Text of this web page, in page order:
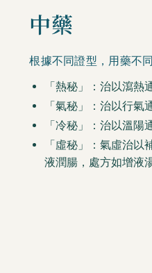
中藥
根據不同證型，用藥不同
「熱秘」：治以瀉熱
「氣秘」：治以行氣
「冷秘」：治以溫陽
「虛秘」：氣虛治
液潤腸，處方如增液